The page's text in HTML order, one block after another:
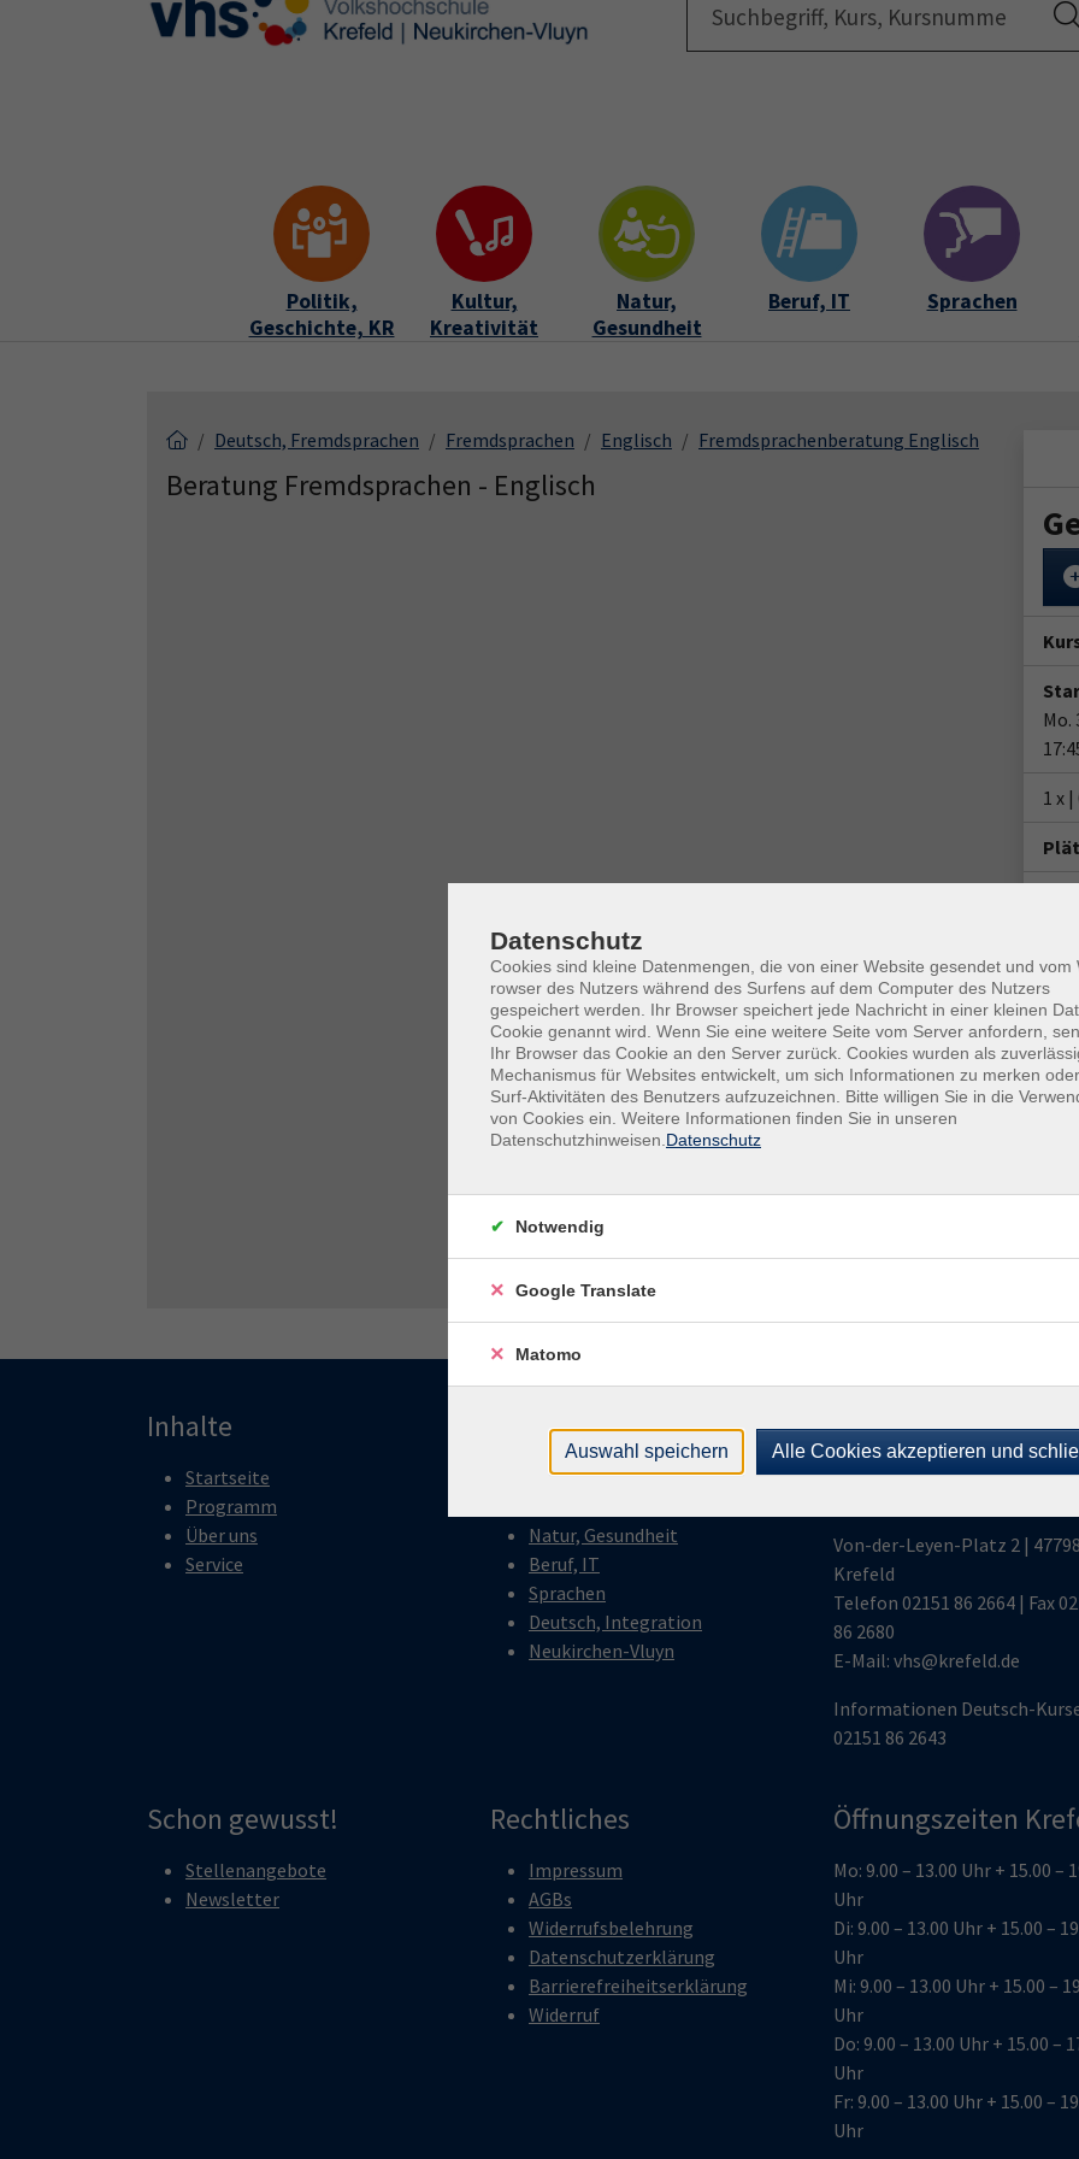
Skip to main content
Skip to page footer
Politik,
Geschichte, KR
Kultur,
Kreativität
Natur,
Gesundheit
Beruf, IT Sprachen
Deutsch, Fremdsprachen Fremdsprachen Englisch Fremdsprachenberatung Englisch
Beratung Fremdsprachen - Englisch
Mo.
1 x
Inhalte
Startseite
Programm
Über uns
Service
Programm
Politik, Geschichte, KR
Natur, Gesundheit
Beruf, IT
Sprachen
Deutsch, Integration
Neukirchen-Vluyn
Volkshochschule
Krefeld |
Von-der-Leyen-Platz 2 | 47798
Krefeld
Telefon 02151 86 2664 | Fax
86 2680
E-Mail: vhs@krefeld.de
Informationen Deutsch-
02151 86 2643
Schon gewusst!
Stellenangebote
Newsletter
Rechtliches
Impressum
AGBs
Widerrufsbelehrung
Datenschutzerklärung
Barrierefreiheitserklärung
Widerruf
Öffnungszeiten
Mo: 9.00 – 13.00 Uhr + 15.00 –
Uhr
Di: 9.00 – 13.00 Uhr + 15.00 –
Uhr
Mi: 9.00 – 13.00 Uhr + 15.00 –
Uhr
Do: 9.00 – 13.00 Uhr + 15.00 –
Uhr
Fr: 9.00 – 13.00 Uhr + 15.00 –
Uhr
Datenschutz
Cookies sind kleine Datenmengen, die von einer Website gesendet und vom
rowser des Nutzers während des Surfens auf dem Computer des Nutzers
gespeichert werden. Ihr Browser speichert jede Nachricht in einer kleinen
Cookie genannt wird. Wenn Sie eine weitere Seite vom Server anfordern,
Ihr Browser das Cookie an den Server zurück. Cookies wurden als
Mechanismus für Websites entwickelt, um sich Informationen zu merken
Surf-Aktivitäten des Benutzers aufzuzeichnen. Bitte willigen Sie in die
von Cookies ein. Weitere Informationen finden Sie in unseren
Datenschutzhinweisen. Datenschutz
Notwendig
Google Translate
Matomo
Auswahl speichern Alle Cookies akzeptieren und